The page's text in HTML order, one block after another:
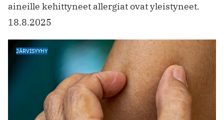
aineille kehittyneet allergiat ovat yleistyneet.
18.8.2025
JÄRVISYYHY